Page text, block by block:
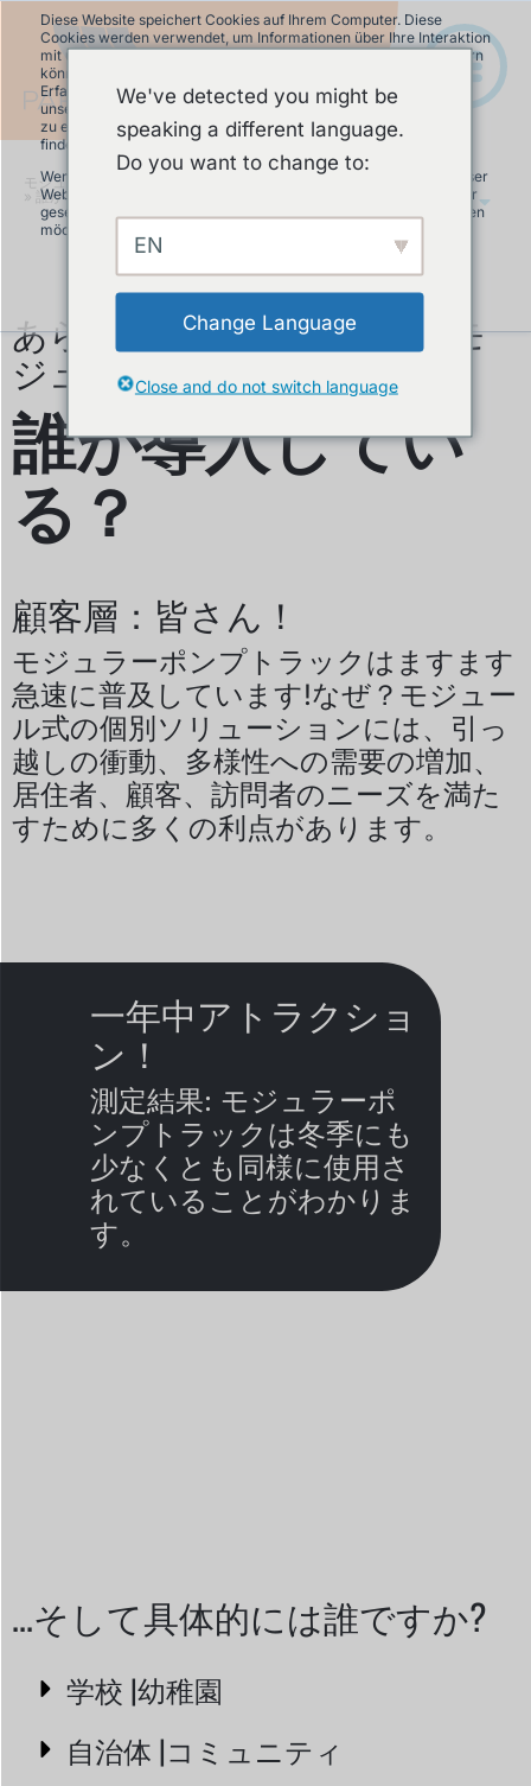
Diese Website speichert Cookies auf Ihrem Computer. Diese
Cookies werden verwendet, um Informationen über Ihre Interaktion
mit unserer Website zu erfassen und damit wir uns an Sie erinnern
können. Wir nutzen diese Informationen, um Ihre Website-
Erfahrung zu optimieren und um Analysen und Kennzahlen über
unsere Besucher auf dieser Website und anderen Medien-Seiten
zu erstellen. Mehr Infos über die von uns eingesetzten Cookies
finden Sie in unserer Datenschutzrichtlinie.
Wenn Sie ablehnen, werden Ihre Informationen beim Besuch dieser
Website nicht erfasst. Ein einzelnes Cookie wird in Ihrem Browser
gesetzt, um daran zu erinnern, dass Sie nicht nachverfolgt werden
möchten.
モジュラーパンプトラック
» 誰が導入している？
あらゆるニーズに対応するモ
ジュラーポンプトラック
誰が導入してい
る？
顧客層：皆さん！
モジュラーポンプトラックはますます
急速に普及しています!なぜ？モジュー
ル式の個別ソリューションには、引っ
越しの衝動、多様性への需要の増加、
居住者、顧客、訪問者のニーズを満た
すために多くの利点があります。
一年中アトラクショ
ン！
測定結果: モジュラーポ
ンプトラックは冬季にも
少なくとも同様に使用さ
れていることがわかりま
す。
...そして具体的には誰ですか?
学校 |幼稚園
自治体 |コミュニティ
We've detected you might be
speaking a different language.
Do you want to change to:
EN
Change Language
Close and do not switch language